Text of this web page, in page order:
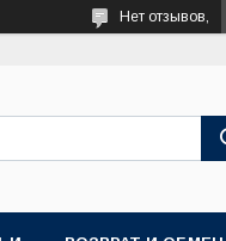
Нет отзывов,